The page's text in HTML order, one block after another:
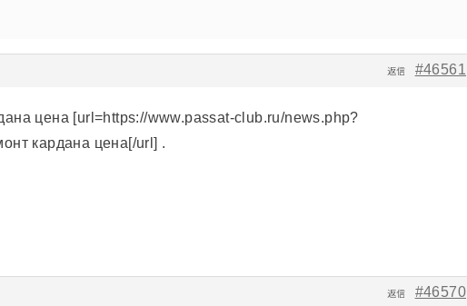
#46561
返信
цена [url=https://www.passat-club.ru/news.php?
кардана цена[/url] .
#46570
返信